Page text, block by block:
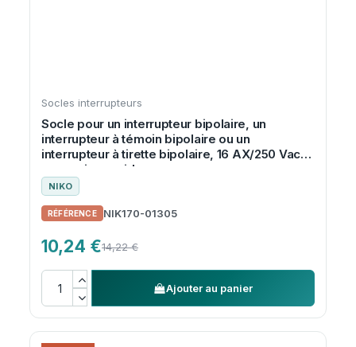
Socles interrupteurs
Socle pour un interrupteur bipolaire, un
interrupteur à témoin bipolaire ou un
interrupteur à tirette bipolaire, 16 AX/250 Vac,
connexion rapide
NIKO
NIK170-01305
10,24 €14,22 €
Ajouter au panier